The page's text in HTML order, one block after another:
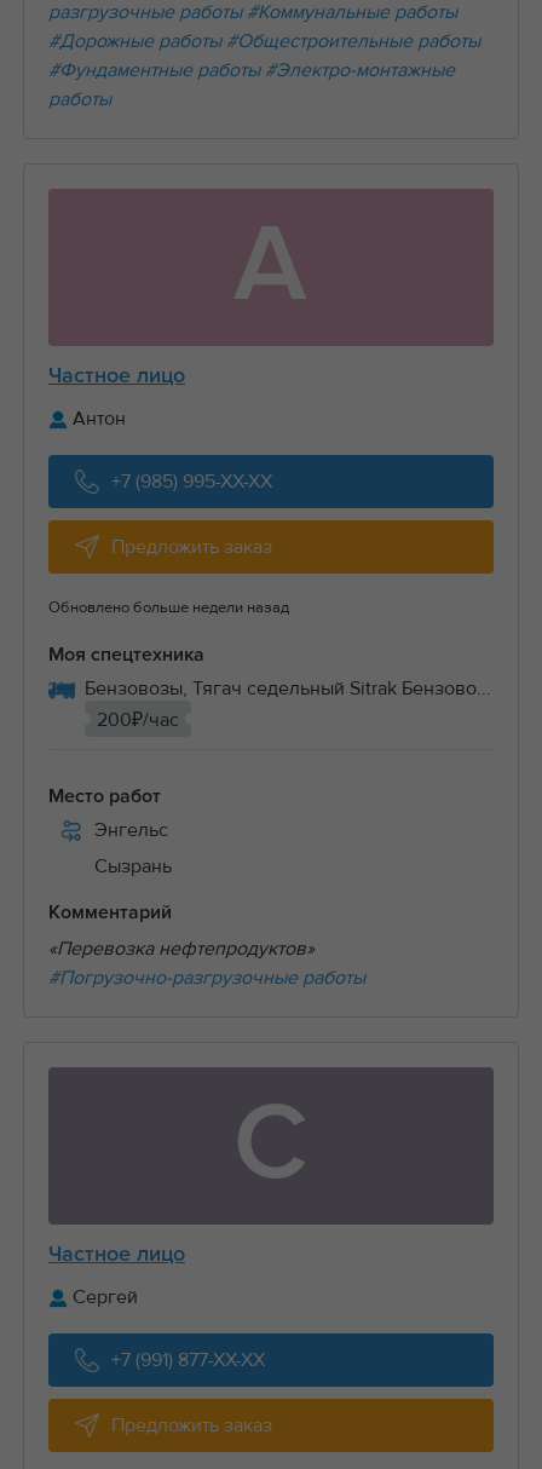
разгрузочные работы #Коммунальные работы
#Дорожные работы #Общестроительные работы
#Фундаментные работы #Электро-монтажные
работы
А
Частное лицо
Антон
+7 (985) 995-XX-XX
Предложить заказ
Обновлено больше недели назад
Моя спецтехника
Бензовозы, Тягач седельный Sitrak Бензово...
200₽/час
Место работ
Энгельс
Сызрань
Комментарий
«Перевозка нефтепродуктов»
#Погрузочно-разгрузочные работы
С
Частное лицо
Сергей
+7 (991) 877-XX-XX
Предложить заказ